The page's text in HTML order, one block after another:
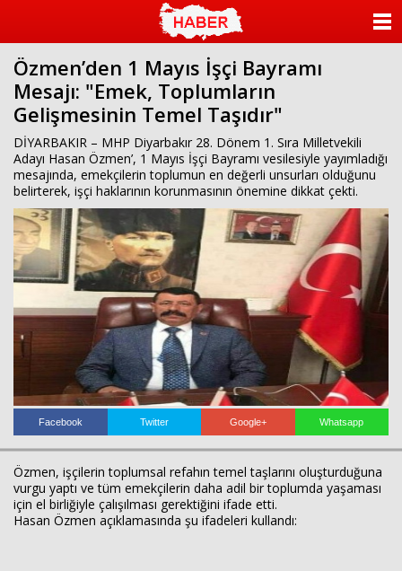
bizim
mekan
çemberleme
makinası
kurumsal
web
Özmen’den 1 Mayıs İşçi Bayramı
Mesajı: "Emek, Toplumların
Gelişmesinin Temel Taşıdır"
DİYARBAKIR – MHP Diyarbakır 28. Dönem 1. Sıra Milletvekili
Adayı Hasan Özmen’, 1 Mayıs İşçi Bayramı vesilesiyle yayımladığı
mesajında, emekçilerin toplumun en değerli unsurları olduğunu
belirterek, işçi haklarının korunmasının önemine dikkat çekti.
Facebook Twitter Google+ Whatsapp
Özmen, işçilerin toplumsal refahın temel taşlarını oluşturduğuna
vurgu yaptı ve tüm emekçilerin daha adil bir toplumda yaşaması
için el birliğiyle çalışılması gerektiğini ifade etti.
Hasan Özmen açıklamasında şu ifadeleri kullandı:
KATEGORİLER
YAZARLAR
ANKETLER
FOTO GALERİ
VİDEO GALERİ
KÜNYE
İLETİŞİM
Haberin Doğru Adresi.